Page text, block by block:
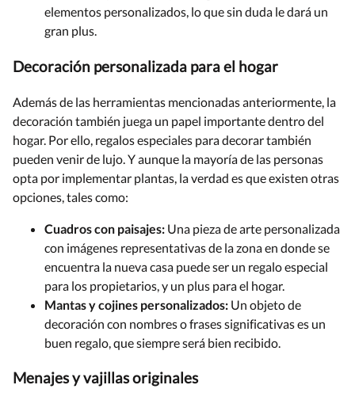
elementos personalizados, lo que sin duda le dará un
gran plus.
Decoración personalizada para el hogar
Además de las herramientas mencionadas anteriormente, la
decoración también juega un papel importante dentro del
hogar. Por ello, regalos especiales para decorar también
pueden venir de lujo. Y aunque la mayoría de las personas
opta por implementar plantas, la verdad es que existen otras
opciones, tales como:
Cuadros con paisajes: Una pieza de arte personalizada
con imágenes representativas de la zona en donde se
encuentra la nueva casa puede ser un regalo especial
para los propietarios, y un plus para el hogar.
Mantas y cojines personalizados: Un objeto de
decoración con nombres o frases significativas es un
buen regalo, que siempre será bien recibido.
Menajes y vajillas originales